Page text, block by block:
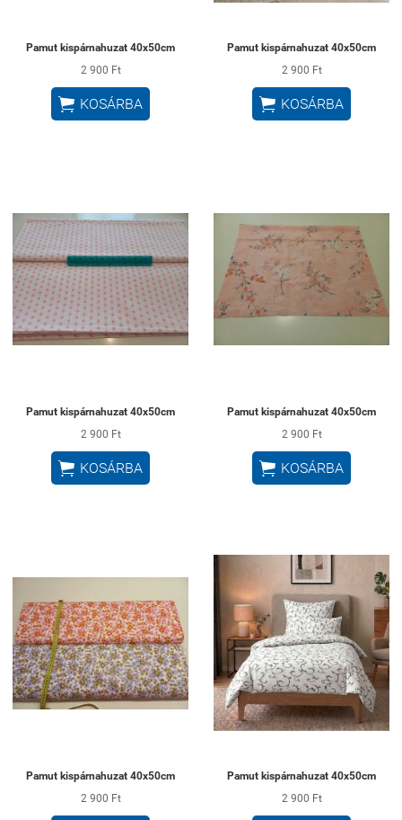
Pamut kispárnahuzat 40x50cm
2 900 Ft
 KOSÁRBA
Pamut kispárnahuzat 40x50cm
2 900 Ft
 KOSÁRBA
Pamut kispárnahuzat 40x50cm
2 900 Ft
 KOSÁRBA
Pamut kispárnahuzat 40x50cm
2 900 Ft
 KOSÁRBA
Pamut kispárnahuzat 40x50cm
2 900 Ft
Pamut kispárnahuzat 40x50cm
2 900 Ft